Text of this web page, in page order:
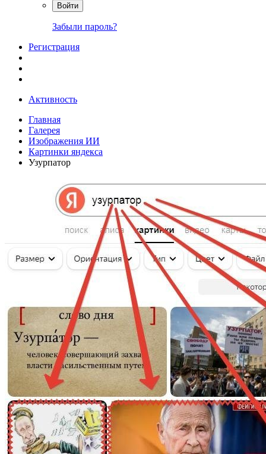
Войти
Забыли пароль?
Регистрация
Активность
Главная
Галерея
Изображения ИИ
Картинки яндекса
Узурпатор